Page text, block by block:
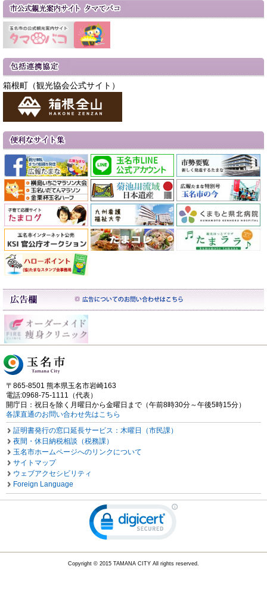
箱根町（観光協会公式サイト）
〒865-8501 熊本県玉名市岩崎163
電話:0968-75-1111（代表）
開庁日：祝日を除く月曜日から金曜日まで（午前8時30分～午後5時15分）
各課直通のお問い合わせ先はこちら
証明書発行の窓口延長サービス：木曜日（市民課）
夜間・休日納税相談（税務課）
玉名市ホームページへのリンクについて
サイトマップ
ウェブアクセシビリティ
Foreign Language
Copyright © 2015 TAMANA CITY All rights reserved.